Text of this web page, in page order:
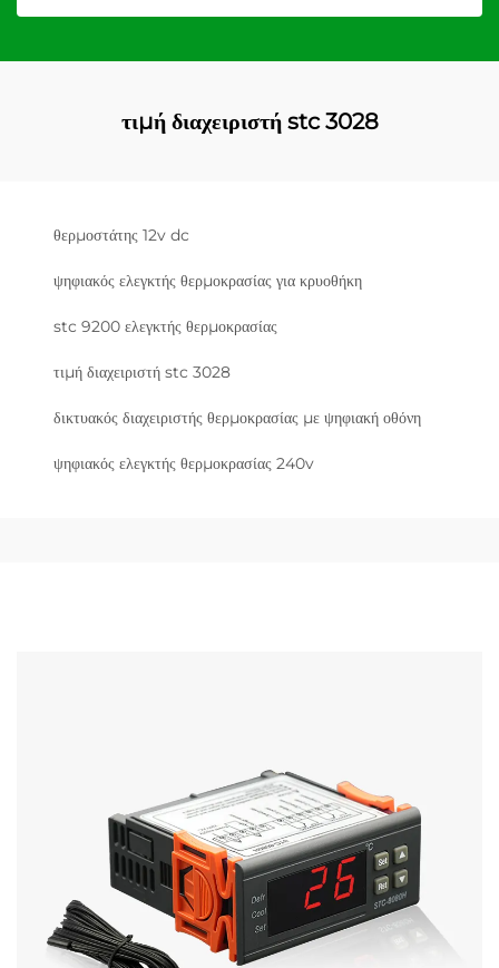
τιμή διαχειριστή stc 3028
θερμοστάτης 12v dc
ψηφιακός ελεγκτής θερμοκρασίας για κρυοθήκη
stc 9200 ελεγκτής θερμοκρασίας
τιμή διαχειριστή stc 3028
δικτυακός διαχειριστής θερμοκρασίας με ψηφιακή οθόνη
ψηφιακός ελεγκτής θερμοκρασίας 240v